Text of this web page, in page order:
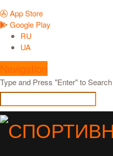
App Store
Google Play
RU
UA
Navigation
Type and Press "Enter" to Search